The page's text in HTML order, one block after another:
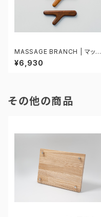
MASSAGE BRANCH | マッサ
ージウッド
¥6,930
その他の商品